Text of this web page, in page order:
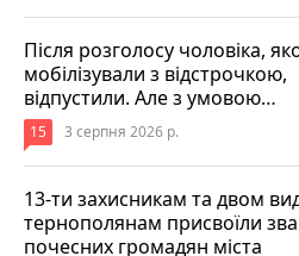
Після розголосу чоловіка,
мобілізували з відстрочкою,
відпустили. Але з умовою…
15 3 серпня 2026 р.
13-ти захисникам та двом
тернополянам присвоїли
почесних громадян міста